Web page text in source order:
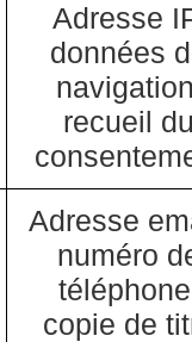
Adresse
données
recueil
Adresse
numéro
copie de